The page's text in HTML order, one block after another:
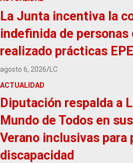
La Junta incentiva la
indefinida de personas
realizado prácticas
agosto 6, 2026 LC
ACTUALIDAD
Diputación respalda a
Mundo de Todos en
Verano inclusivas para
discapacidad